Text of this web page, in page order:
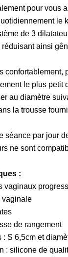
pour vous
le
de 3
réduisant ainsi
le plus petit
au diamètre
la trousse
séance par jour
ne sont
:
vaginaux
vaginale
de rangement
: S 6,5cm et
: silicone de